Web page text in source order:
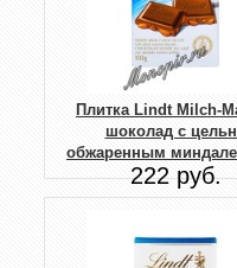
Плитка Lindt Milch-
шоколад c
обжаренным
222 руб.